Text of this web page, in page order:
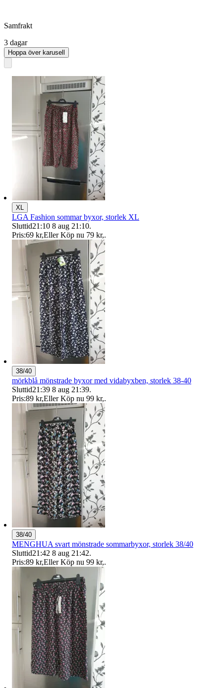
Samfrakt
3 dagar
Hoppa över karusell
XL
LGA Fashion sommar byxor, storlek XL
Sluttid21:10 8 aug 21:10.
Pris:69 kr,Eller Köp nu 79 kr,.
38/40
mörkblå mönstrade byxor med vidabyxben, storlek 38-40
Sluttid21:39 8 aug 21:39.
Pris:89 kr,Eller Köp nu 99 kr,.
38/40
MENGHUA svart mönstrade sommarbyxor, storlek 38/40
Sluttid21:42 8 aug 21:42.
Pris:89 kr,Eller Köp nu 99 kr,.